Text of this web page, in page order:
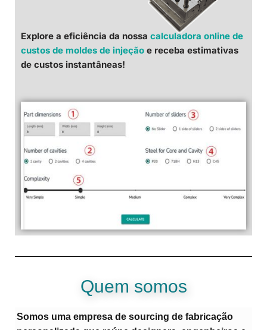
Explore a eficiência da nossa calculadora online de
custos de moldes de injeção e receba estimativas
de custos instantâneas!
Quem somos
Somos uma empresa de sourcing de fabricação